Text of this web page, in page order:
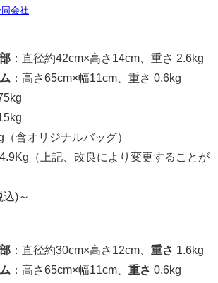
会社
：直径約42cm×高さ14cm、重さ 2.6kg
：高さ65cm×幅11cm、重さ 0.6kg
（含オリジナルバッグ）
4.9Kg（上記、改良により変更することが
込)～
：直径約30cm×高さ12cm、 重さ 1.6kg
：高さ65cm×幅11cm、 重さ 0.6kg